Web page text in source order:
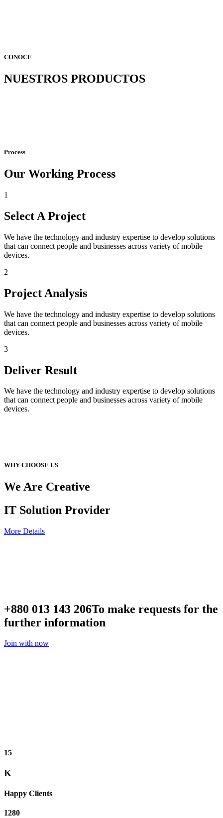
CONOCE
NUESTROS PRODUCTOS
Process
Our Working Process
1
Select A Project
We have the technology and industry expertise to develop solutions
that can connect people and businesses across variety of mobile
devices.
2
Project Analysis
We have the technology and industry expertise to develop solutions
that can connect people and businesses across variety of mobile
devices.
3
Deliver Result
We have the technology and industry expertise to develop solutions
that can connect people and businesses across variety of mobile
devices.
WHY CHOOSE US
We Are Creative
IT Solution Provider
More Details
+880 013 143 206To make requests for the
further information
Join with now
15
K
Happy Clients
1280